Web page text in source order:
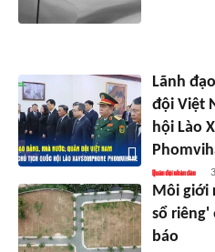
Lãnh
đội Việt
hội Lào
Môi giới
sổ riêng'
báo